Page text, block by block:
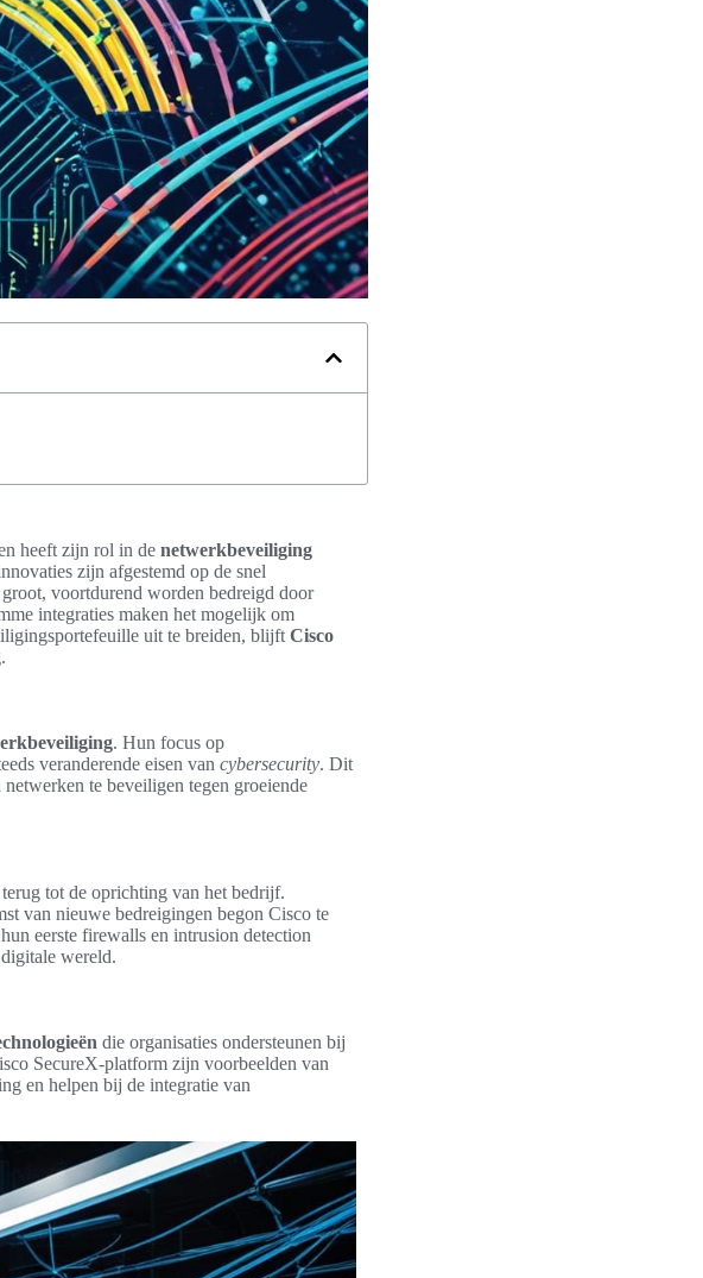
heeft zijn rol in de netwerkbeveiliging
zijn afgestemd op de snel
voortdurend worden bedreigd door
integraties maken het mogelijk om
uit te breiden, blijft Cisco
. Hun focus op
veranderende eisen van cybersecurity. Dit
te beveiligen tegen groeiende
tot de oprichting van het bedrijf.
van nieuwe bedreigingen begon Cisco te
eerste firewalls en intrusion detection
wereld.
die organisaties ondersteunen bij
SecureX-platform zijn voorbeelden van
en helpen bij de integratie van